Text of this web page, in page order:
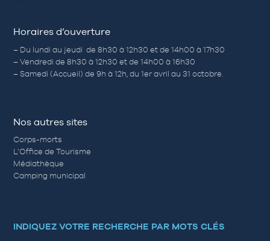
Horaires d’ouverture
– Du lundi au jeudi de 8h30 à 12h30 et de 14h00 à 17h30
– Vendredi de 8h30 à 12h30 et de 14h00 à 16h30
– Samedi (Accueil) de 9h à 12h, du 1er avril au 31 octobre.
Nos autres sites
Corps-morts
L’Office de Tourisme
Médiathèque
Camping municipal
INDIQUEZ VOTRE RECHERCHE PAR MOTS CLÉS